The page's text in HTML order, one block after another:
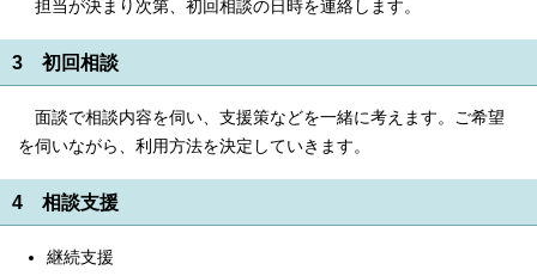
担当が決まり次第、初回相談の日時を連絡します。
3 初回相談
面談で相談内容を伺い、支援策などを一緒に考えます。ご希望
を伺いながら、利用方法を決定していきます。
4 相談支援
継続支援